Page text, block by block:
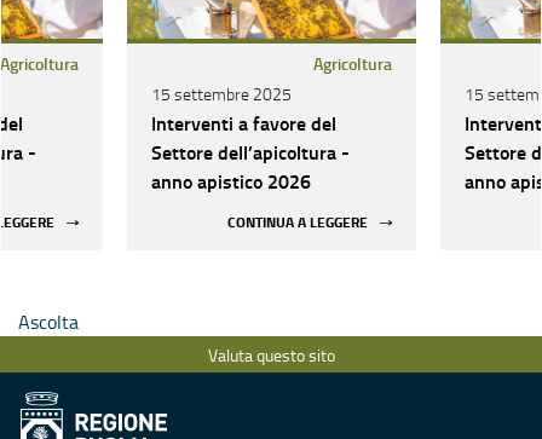
Agricoltura
-
Agricoltura
15 settembre 2025
Interventi a favore del
Settore dell’apicoltura -
anno apistico 2026
CONTINUA A LEGGERE
15
Settore
anno
Ascolta
Valuta questo sito